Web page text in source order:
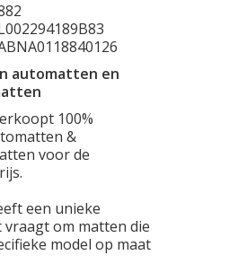
automatten en
100%
&
voor de
een unieke
vraagt om matten die
model op maat